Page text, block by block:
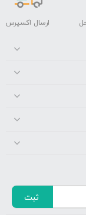
ارسال اکسپرس
ثبت